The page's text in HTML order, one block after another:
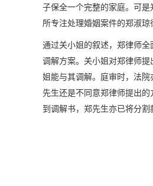
子保全一个完整的家庭。可
所专注处理婚姻案件的郑淑琼
通过关小姐的叙述，郑律师
调解方案。关小姐对郑律师
姐能与其调解。庭审时，法
先生还是不同意郑律师提出
到调解书，郑先生亦已将分